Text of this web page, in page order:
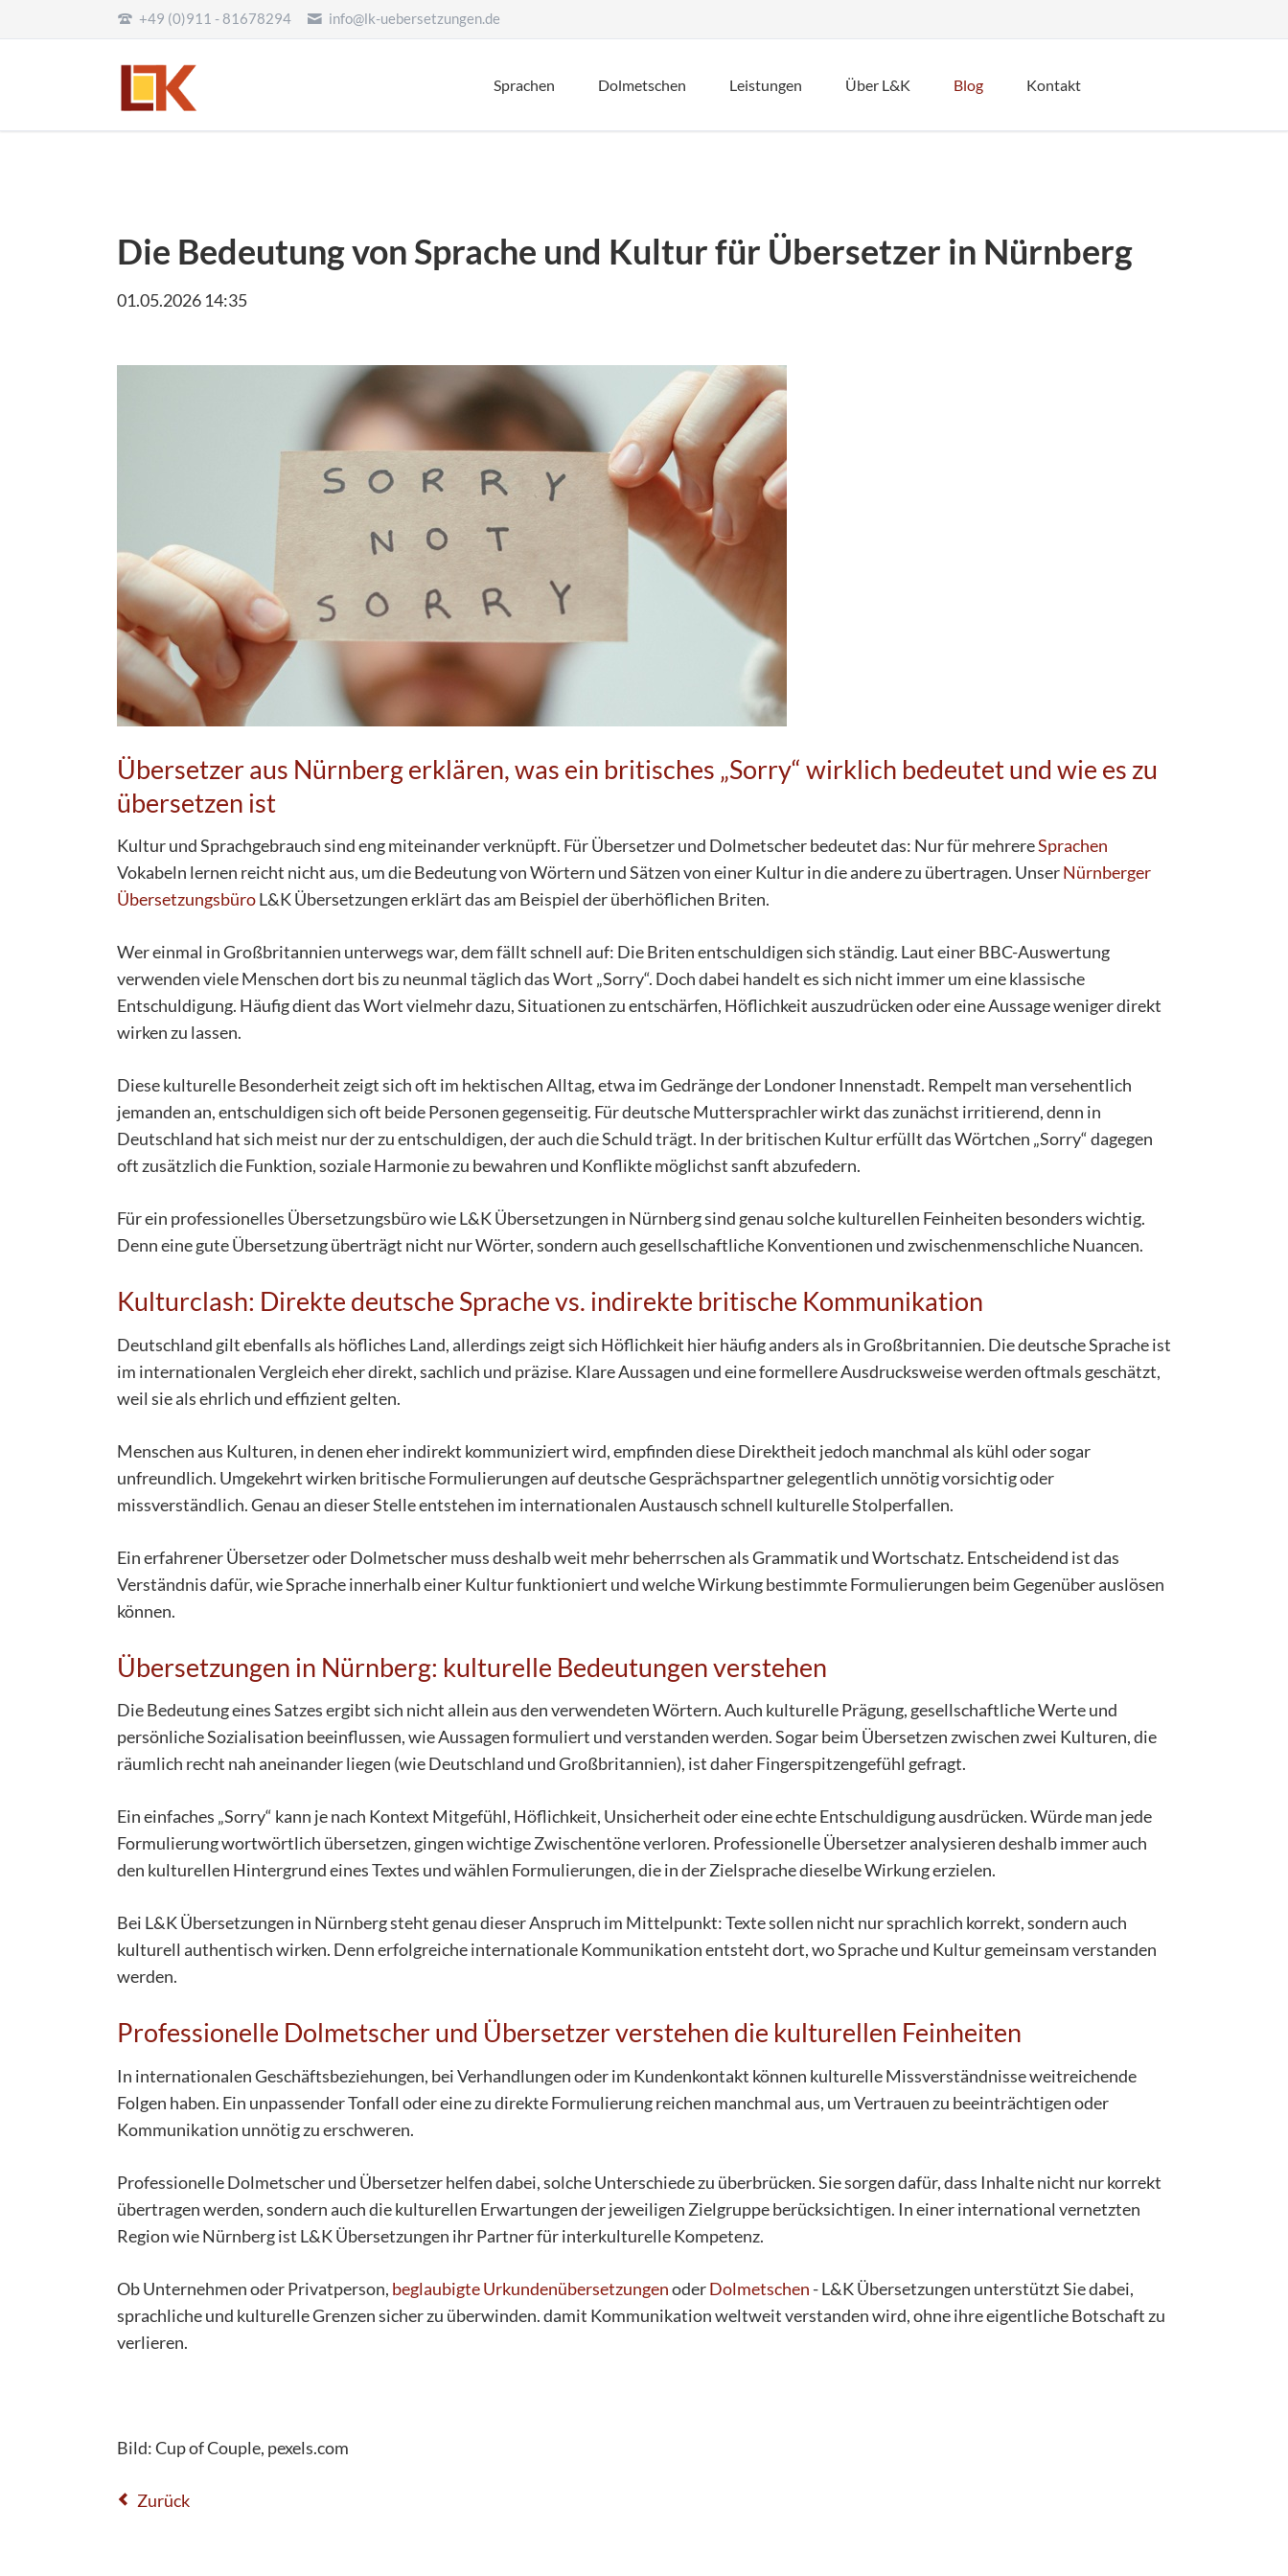
+49 (0)911 - 81678294 info@lk-uebersetzungen.de
Sprachen Dolmetschen Leistungen
Medizinische Übersetzungen
Tourismus und Gastronomie
Lektorat und Korrektorat
Über L&K Blog Kontakt
Die Bedeutung von Sprache und Kultur für Übersetzer in Nürnberg
01.05.2026 14:35
Übersetzer aus Nürnberg erklären, was ein britisches „Sorry“ wirklich bedeutet und wie es zu
übersetzen ist
Kultur und Sprachgebrauch sind eng miteinander verknüpft. Für Übersetzer und Dolmetscher bedeutet das: Nur für mehrereSprachen
Vokabeln lernen reicht nicht aus, um die Bedeutung von Wörtern und Sätzen von einer Kultur in die andere zu übertragen. UnserNürnberger
ÜbersetzungsbüroL&K Übersetzungen erklärt das am Beispiel der überhöflichen Briten.
Wer einmal in Großbritannien unterwegs war, dem fällt schnell auf: Die Briten entschuldigen sich ständig. Laut einer BBC-Auswertung
verwenden viele Menschen dort bis zu neunmal täglich das Wort „Sorry“. Doch dabei handelt es sich nicht immer um eine klassische
Entschuldigung. Häufig dient das Wort vielmehr dazu, Situationen zu entschärfen, Höflichkeit auszudrücken oder eine Aussage weniger direkt
wirken zu lassen.
Diese kulturelle Besonderheit zeigt sich oft im hektischen Alltag, etwa im Gedränge der Londoner Innenstadt. Rempelt man versehentlich
jemanden an, entschuldigen sich oft beide Personen gegenseitig. Für deutsche Muttersprachler wirkt das zunächst irritierend, denn in
Deutschland hat sich meist nur der zu entschuldigen, der auch die Schuld trägt. In der britischen Kultur erfüllt das Wörtchen „Sorry“ dagegen
oft zusätzlich die Funktion, soziale Harmonie zu bewahren und Konflikte möglichst sanft abzufedern.
Für ein professionelles Übersetzungsbüro wie L&K Übersetzungen in Nürnberg sind genau solche kulturellen Feinheiten besonders wichtig.
Denn eine gute Übersetzung überträgt nicht nur Wörter, sondern auch gesellschaftliche Konventionen und zwischenmenschliche Nuancen.
Kulturclash: Direkte deutsche Sprache vs. indirekte britische Kommunikation
Deutschland gilt ebenfalls als höfliches Land, allerdings zeigt sich Höflichkeit hier häufig anders als in Großbritannien. Die deutsche Sprache ist
im internationalen Vergleich eher direkt, sachlich und präzise. Klare Aussagen und eine formellere Ausdrucksweise werden oftmals geschätzt,
weil sie als ehrlich und effizient gelten.
Menschen aus Kulturen, in denen eher indirekt kommuniziert wird, empfinden diese Direktheit jedoch manchmal als kühl oder sogar
unfreundlich. Umgekehrt wirken britische Formulierungen auf deutsche Gesprächspartner gelegentlich unnötig vorsichtig oder
missverständlich. Genau an dieser Stelle entstehen im internationalen Austausch schnell kulturelle Stolperfallen.
Ein erfahrener Übersetzer oder Dolmetscher muss deshalb weit mehr beherrschen als Grammatik und Wortschatz. Entscheidend ist das
Verständnis dafür, wie Sprache innerhalb einer Kultur funktioniert und welche Wirkung bestimmte Formulierungen beim Gegenüber auslösen
können.
Übersetzungen in Nürnberg: kulturelle Bedeutungen verstehen
Die Bedeutung eines Satzes ergibt sich nicht allein aus den verwendeten Wörtern. Auch kulturelle Prägung, gesellschaftliche Werte und
persönliche Sozialisation beeinflussen, wie Aussagen formuliert und verstanden werden. Sogar beim Übersetzen zwischen zwei Kulturen, die
räumlich recht nah aneinander liegen (wie Deutschland und Großbritannien), ist daher Fingerspitzengefühl gefragt.
Ein einfaches „Sorry“ kann je nach Kontext Mitgefühl, Höflichkeit, Unsicherheit oder eine echte Entschuldigung ausdrücken. Würde man jede
Formulierung wortwörtlich übersetzen, gingen wichtige Zwischentöne verloren. Professionelle Übersetzer analysieren deshalb immer auch
den kulturellen Hintergrund eines Textes und wählen Formulierungen, die in der Zielsprache dieselbe Wirkung erzielen.
Bei L&K Übersetzungen in Nürnberg steht genau dieser Anspruch im Mittelpunkt: Texte sollen nicht nur sprachlich korrekt, sondern auch
kulturell authentisch wirken. Denn erfolgreiche internationale Kommunikation entsteht dort, wo Sprache und Kultur gemeinsam verstanden
werden.
Professionelle Dolmetscher und Übersetzer verstehen die kulturellen Feinheiten
In internationalen Geschäftsbeziehungen, bei Verhandlungen oder im Kundenkontakt können kulturelle Missverständnisse weitreichende
Folgen haben. Ein unpassender Tonfall oder eine zu direkte Formulierung reichen manchmal aus, um Vertrauen zu beeinträchtigen oder
Kommunikation unnötig zu erschweren.
Professionelle Dolmetscher und Übersetzer helfen dabei, solche Unterschiede zu überbrücken. Sie sorgen dafür, dass Inhalte nicht nur korrekt
übertragen werden, sondern auch die kulturellen Erwartungen der jeweiligen Zielgruppe berücksichtigen. In einer international vernetzten
Region wie Nürnberg ist L&K Übersetzungen ihr Partner für interkulturelle Kompetenz.
Ob Unternehmen oder Privatperson, beglaubigte UrkundenübersetzungenoderDolmetschen - L&K Übersetzungen unterstützt Sie dabei,
sprachliche und kulturelle Grenzen sicher zu überwinden. damit Kommunikation weltweit verstanden wird, ohne ihre eigentliche Botschaft zu
verlieren.
Bild: Cup of Couple, pexels.com
Zurück